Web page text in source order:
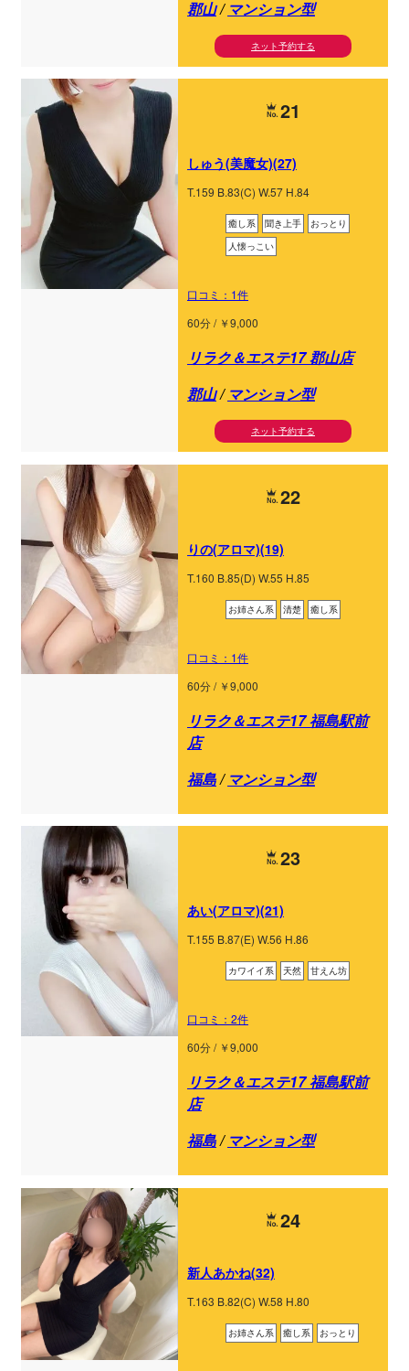
郡山/ マンション型
ネット予約する
21
しゅう(美魔女)(27)
T.159 B.83(C) W.57 H.84
癒し系 聞き上手
おっとり
人懐っこい
口コミ：1件
60分 / ￥9,000
リラク＆エステ17 郡山店
郡山/ マンション型
ネット予約する
22
りの(アロマ)(19)
T.160 B.85(D) W.55 H.85
お姉さん系 清楚 癒し系
口コミ：1件
60分 / ￥9,000
リラク＆エステ17 福島駅前
店
福島/ マンション型
23
あい(アロマ)(21)
T.155 B.87(E) W.56 H.86
カワイイ系 天然 甘えん坊
口コミ：2件
60分 / ￥9,000
リラク＆エステ17 福島駅前
店
福島/ マンション型
24
新人あかね(32)
T.163 B.82(C) W.58 H.80
お姉さん系 癒し系 おっとり